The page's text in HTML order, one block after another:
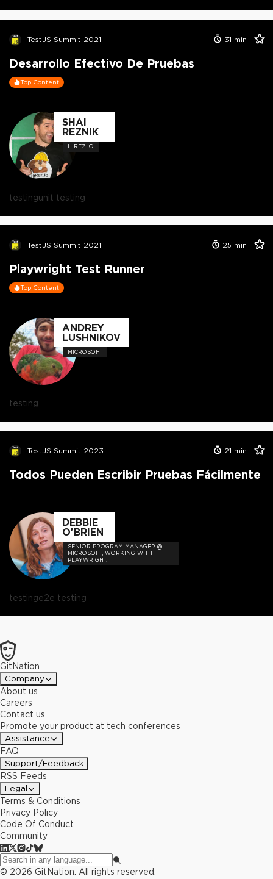
TestJS Summit 2021 31 min
Desarrollo Efectivo De Pruebas
Top Content
SHAI
REZNIK
HIREZ.IO
testingunit testing
TestJS Summit 2021 25 min
Playwright Test Runner
Top Content
ANDREY
LUSHNIKOV
MICROSOFT
testing
TestJS Summit 2023 21 min
Todos Pueden Escribir Pruebas Fácilmente
DEBBIE
O'BRIEN
SENIOR PROGRAM MANAGER @
MICROSOFT, WORKING WITH
PLAYWRIGHT.
testinge2e testing
GitNation
Company
About us
Careers
Contact us
Promote your product at tech conferences
Assistance
FAQ
Support/Feedback
RSS Feeds
Legal
Terms & Conditions
Privacy Policy
Code Of Conduct
Community
© 2026 GitNation. All rights reserved.